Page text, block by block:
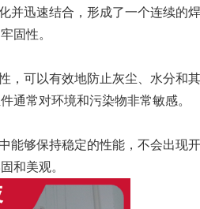
并迅速结合，形成了一个连续的
固性。
，可以有效地防止灰尘、水分和
通常对环境和污染物非常敏感。
能够保持稳定的性能，不会出现
和美观。